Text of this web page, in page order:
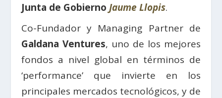
Junta de Gobierno Jaume Llopis.
Co-Fundador y Managing Partner de
Galdana Ventures, uno de los mejores
fondos a nivel global en términos de
‘performance’ que invierte en los
principales mercados tecnológicos, y de